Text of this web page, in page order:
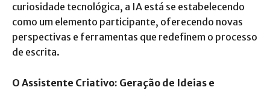
curiosidade tecnológica, a IA está se estabelecendo
como um elemento participante, oferecendo novas
perspectivas e ferramentas que redefinem o processo
de escrita.
O Assistente Criativo: Geração de Ideias e